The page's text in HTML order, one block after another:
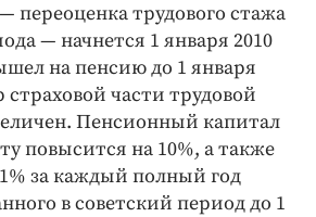
чтиво
года
переоценка трудового стажа
— начнется 1 января 2010
на пенсию до 1 января
страховой части трудовой
Пенсионный капитал
повысится на 10%, а также
за каждый полный год
в советский период до 1